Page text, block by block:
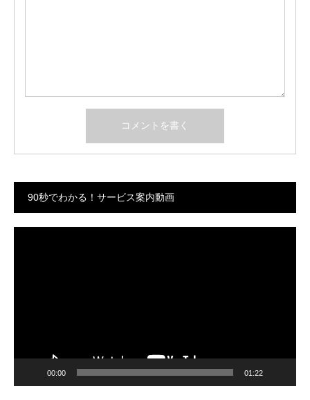
90秒でわかる！サービス案内動画
00:00 01:22